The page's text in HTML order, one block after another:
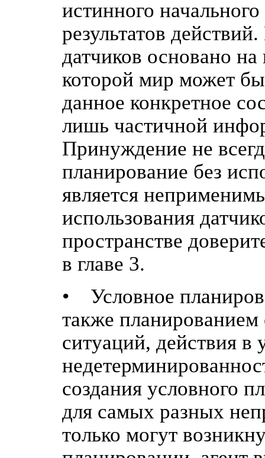
истинного
результатов
датчиков основано
которой мир может
данное конкретное
лишь частичной
Принуждение не
планирование без
является
использования
пространстве
в главе 3.
• Условное
также
ситуаций, действия в
создания условного
для самых разных
только могут